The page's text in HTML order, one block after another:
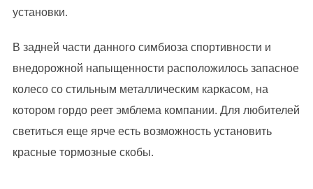
установки.
В задней части данного симбиоза спортивности и
внедорожной напыщенности расположилось запасное
колесо со стильным металлическим каркасом, на
котором гордо реет эмблема компании. Для любителей
светиться еще ярче есть возможность установить
красные тормозные скобы.